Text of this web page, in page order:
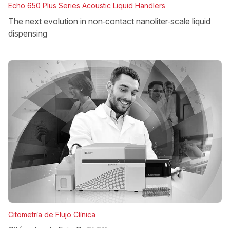
Echo 650 Plus Series Acoustic Liquid Handlers
The next evolution in non‑contact nanoliter‑scale liquid
dispensing
Citometría de Flujo Clínica